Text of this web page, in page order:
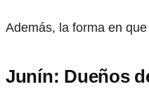
Además, la forma en
Junín: Dueños